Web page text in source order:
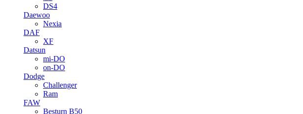
DS4
Daewoo
Nexia
DAF
XF
Datsun
mi-DO
on-DO
Dodge
Challenger
Ram
FAW
Besturn B50